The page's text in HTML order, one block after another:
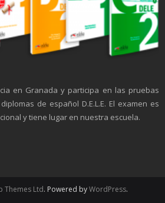
en Granada y participa en las pruebas
de español D.E.L.E. El examen es
y tiene lugar en nuestra escuela.
Themes Ltd. Powered byWordPress.